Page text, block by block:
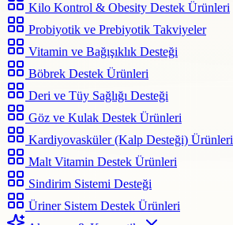
Kilo Kontrol & Obesity Destek Ürünleri
Probiyotik ve Prebiyotik Takviyeler
Vitamin ve Bağışıklık Desteği
Böbrek Destek Ürünleri
Deri ve Tüy Sağlığı Desteği
Göz ve Kulak Destek Ürünleri
Kardiyovasküler (Kalp Desteği) Ürünleri
Malt Vitamin Destek Ürünleri
Sindirim Sistemi Desteği
Üriner Sistem Destek Ürünleri